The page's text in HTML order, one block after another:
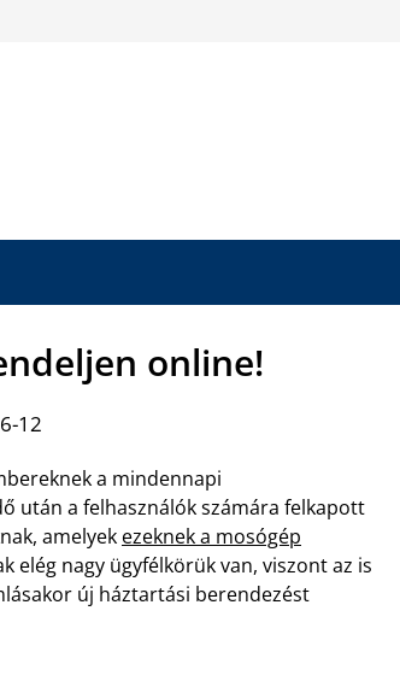
online!
12
a mindennapi
után a felhasználók számára felkapott
amelyek ezeknek a mosógép
elég nagy ügyfélkörük van, viszont az is
új háztartási berendezést